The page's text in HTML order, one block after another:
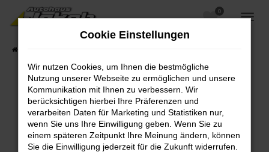
Zum
Hauptinhalt
0
Fehler: Network Error
Beim Laden ist ein Fehler aufgetreten.
Hier sind ein paar Tipps, die dir helfen können:
Cookie Einstellungen
Wir nutzen Cookies, um Ihnen die bestmögliche
Nutzung unserer Webseite zu ermöglichen und unsere
Kommunikation mit Ihnen zu verbessern. Wir
berücksichtigen hierbei Ihre Präferenzen und
verarbeiten Daten für Marketing und Statistiken nur,
wenn Sie uns Ihre Einwilligung geben. Wenn Sie zu
einem späteren Zeitpunkt Ihre Meinung ändern, können
Sie die Einwilligung jederzeit für die Zukunft widerrufen.